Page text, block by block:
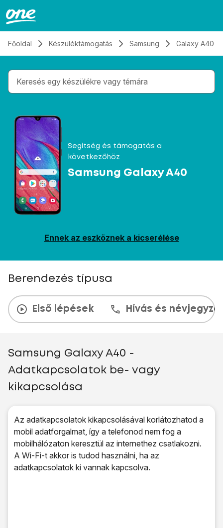
Főoldal Készüléktámogatás Samsung Galaxy A40
Gépelés közben megjelennek a keresési
Segítség és támogatás a
következőhöz
Samsung Galaxy A40
Ennek az eszköznek a kicserélése
Berendezés típusa
Első lépések Hívás és
Samsung Galaxy A40 -
Adatkapcsolatok be- vagy
kikapcsolása
Az adatkapcsolatok kikapcsolásával korlátozhatod a
mobil adatforgalmat, így a telefonod nem fog a
mobilhálózaton keresztül az internethez csatlakozni.
A Wi-Fi-t akkor is tudod használni, ha az
adatkapcsolatok ki vannak kapcsolva.